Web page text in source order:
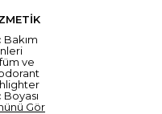
Bakım
ve
Boyası
Gör